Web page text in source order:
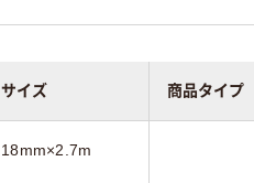
サイズ 商品タイプ
18mm×2.7m